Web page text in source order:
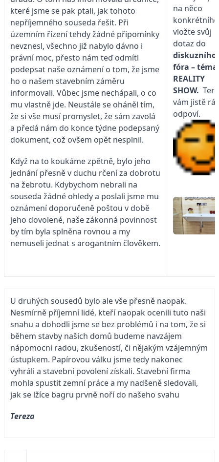
které jsme se pak ptali, jak tohoto
nepříjemného souseda řešit. Při
územním řízení tehdy žádné připomínky
nevznesl, všechno již nabylo dávno i
právní moc, přesto nám teď odmítl
podepsat naše oznámení o tom, že jsme
ho o našem stavebním záměru
informovali. Vůbec jsme nechápali, o co
mu vlastně jde. Neustále se oháněl tím,
že si vše musí promyslet, že sám zavolá
a předá nám do konce týdne podepsaný
dokument, což ovšem opět nesplnil.
Když na to koukáme zpětně, bylo jeho
jednání přesně v duchu rčení za dobrotu
na žebrotu. Kdybychom nebrali na
souseda žádné ohledy a poslali jsme mu
oznámení doporučeně poštou v době
jeho dovolené, naše zákonná povinnost
by tím byla splněna rovnou a my
nemuseli jednat s arogantním člověkem.
na něco
vložte svůj
dotaz do
diskuzního
fóra – téma
REALITY
SHOW.
vám jistě
odpoví.
U druhých sousedů bylo ale vše přesně naopak.
Nesmírně příjemní lidé, kteří naopak ocenili tuto naši
snahu a dohodli jsme se bez problémů i na tom, že si
během stavby našich domů budeme navzájem
nápomocni radou, zkušeností, či nějakým vzájemným
ústupkem. Papírovou válku jsme tedy nakonec
vyhráli a stavební povolení získali. Stavební firma
mohla spustit zemní práce a my nadšeně sledovali,
jak se lžíce bagru prvně noří do našeho svahu
Tereza